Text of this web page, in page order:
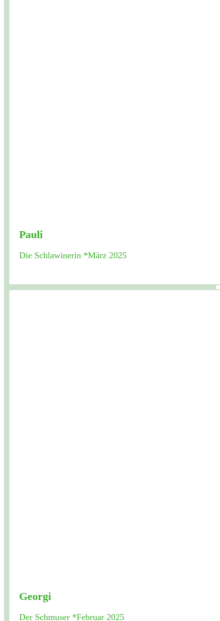
Pauli
Die Schlawinerin *März 2025
Georgi
Der Schmuser *Februar 2025